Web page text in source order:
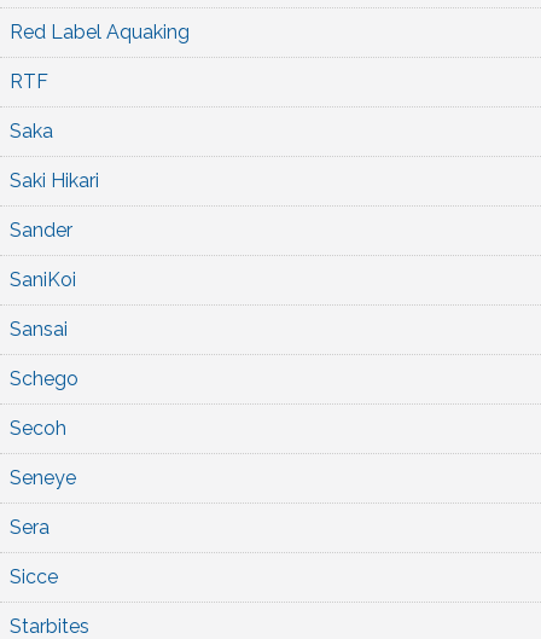
Red Label Aquaking
RTF
Saka
Saki Hikari
Sander
SaniKoi
Sansai
Schego
Secoh
Seneye
Sera
Sicce
Starbites